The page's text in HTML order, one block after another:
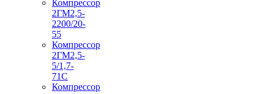
Компрессор
2ГМ2,5-
2200/20-
55
Компрессор
2ГМ2,5-
5/1,7-
71С
Компрессор